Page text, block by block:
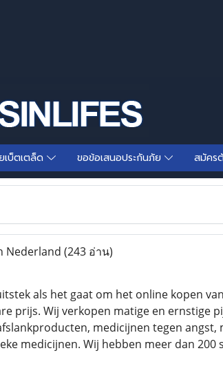
เบ็ตเตล็ด ขอข้อเสนอประกันภัย สมัคร
Nederland (243 อ่าน)
als het gaat om het online kopen
prijs. Wij verkopen matige en ernstige
medicijnen tegen angst,
medicijnen. Wij hebben meer dan